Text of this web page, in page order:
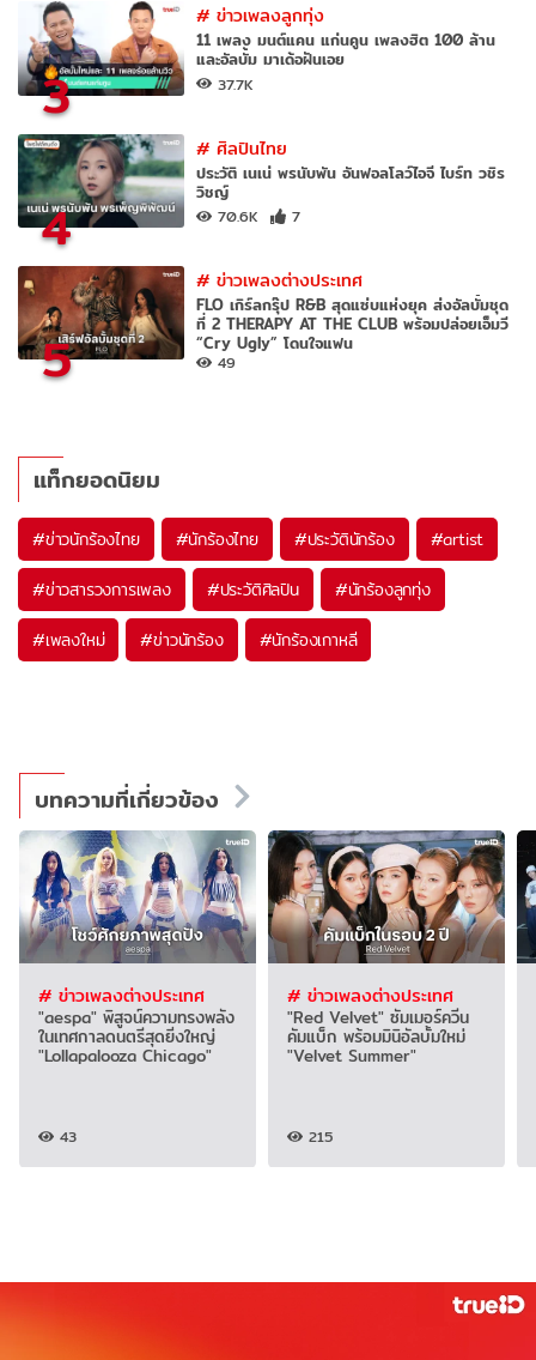
3
#ข่าวเพลงลูกทุ่ง
11 เพลง มนต์แคน แก่นคูน เพลงฮิต 100 ล้าน
และอัลบั้ม มาเด้อฝันเอย
37.7K
4
#ศิลปินไทย
ประวัติ เนเน่ พรนับพัน อันฟอลโลว์ไอจี ไบร์ท วชิร
วิชญ์
70.6K 7
5
#ข่าวเพลงต่างประเทศ
FLO เกิร์ลกรุ๊ป R&B สุดแซ่บแห่งยุค ส่งอัลบั้มชุด
ที่ 2 THERAPY AT THE CLUB พร้อมปล่อยเอ็มวี
“Cry Ugly” โดนใจแฟน
49
แท็กยอดนิยม
#ข่าวนักร้องไทย #นักร้องไทย #ประวัตินักร้อง #artist
#ข่าวสารวงการเพลง #ประวัติศิลปิน #นักร้องลูกทุ่ง
#เพลงใหม่ #ข่าวนักร้อง #นักร้องเกาหลี
บทความที่เกี่ยวข้อง
# ข่าวเพลงต่างประเทศ
"aespa" พิสูจน์ความทรงพลัง
ในเทศกาลดนตรีสุดยิ่งใหญ่
"Lollapalooza Chicago"
43
# ข่าวเพลงต่างประเทศ
"Red Velvet" ซัมเมอร์ควีน
คัมแบ็ก พร้อมมินิอัลบั้มใหม่
"Velvet Summer"
215